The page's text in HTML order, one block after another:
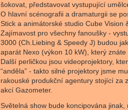
šokovat, představovat vystupující
O hlavní scénografii a dramaturgii se
Stick a animátorské studio Cube Vision
Zajímavost pro všechny fanoušky -
3000 (Ch.Liebing & Speedy J) budou
aparát Nexo (výkon 10 kW), který
Další perličkou jsou videoprojektory,
“anděla” - takto silné projektory jsme
rakouské produkční agentury stojící za
akcí Gazometer.
Světelná show bude koncipována